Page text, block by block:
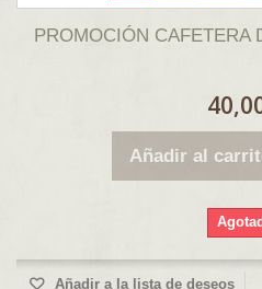
PROMOCIÓN CAFETERA
Añadir al
Añadir a la lista de deseos